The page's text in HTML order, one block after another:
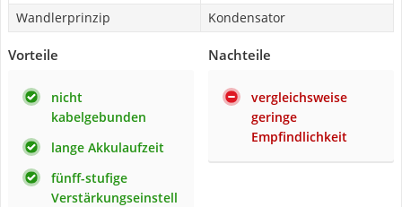
Wandlerprinzip
Kondensator
Vorteile
nicht
kabelgebunden
lange Akkulaufzeit
fünff-stufige
Verstärkungseinstell
Nachteile
vergleichsweise
geringe
Empfindlichkeit